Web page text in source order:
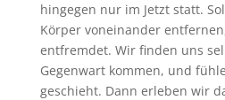
hingegen nur im Jetzt statt.
Körper voneinander
entfremdet. Wir finden uns
Gegenwart kommen, und
geschieht. Dann erleben wir